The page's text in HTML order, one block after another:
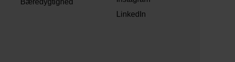
Bæredygtighed
LinkedIn